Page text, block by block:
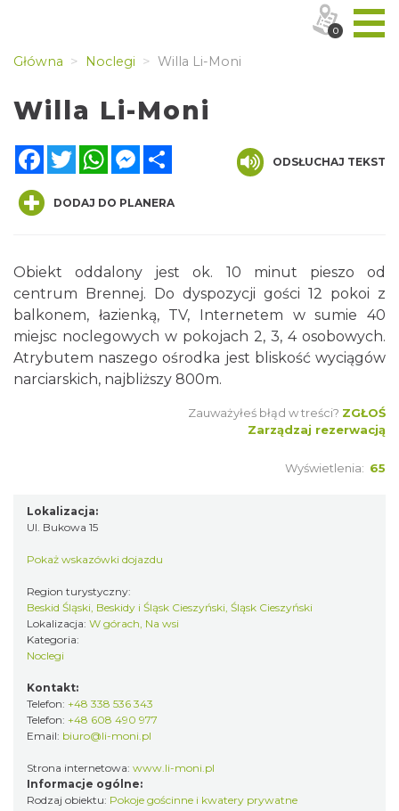
Główna Noclegi Willa Li-Moni
Willa Li-Moni
FacebookTwitterWhatsAppMessenger
ODSŁUCHAJ TEKST
DODAJ DO PLANERA
Obiekt oddalony jest ok. 10 minut pieszo od
centrum Brennej. Do dyspozycji gości 12 pokoi z
balkonem, łazienką, TV, Internetem w sumie 40
miejsc noclegowych w pokojach 2, 3, 4 osobowych.
Atrybutem naszego ośrodka jest bliskość wyciągów
narciarskich, najbliższy 800m.
Zauważyłeś błąd w treści? ZGŁOŚ
Zarządzaj rezerwacją
Wyświetlenia: 65
Lokalizacja:
Ul. Bukowa 15
Pokaż wskazówki dojazdu
Region turystyczny:
Beskid Śląski, Beskidy i Śląsk Cieszyński, Śląsk Cieszyński
Lokalizacja: W górach, Na wsi
Kategoria:
Noclegi
Kontakt:
Telefon: +48 338 536 343
Telefon: +48 608 490 977
Email: biuro@li-moni.pl
Strona internetowa: www.li-moni.pl
Informacje ogólne:
Rodzaj obiektu: Pokoje gościnne i kwatery prywatne
0